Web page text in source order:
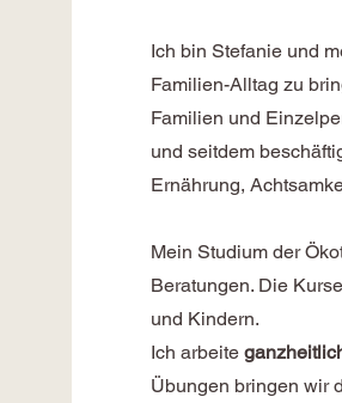
Ich bin Stefanie und
Familien-Alltag zu
Familien und
und seitdem
Ernährung,
Mein Studium der
Beratungen. Die
und Kindern.
Ich arbeite
Übungen bringen wir